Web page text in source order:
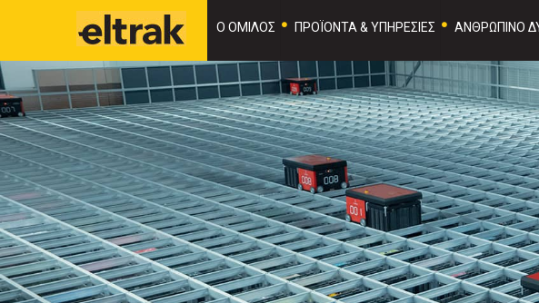
Ο ΟΜΙΛΟΣ ΠΡΟΪΟΝΤΑ & ΥΠΗΡΕΣΙΕΣ ΑΝΘΡΩΠΙΝΟ